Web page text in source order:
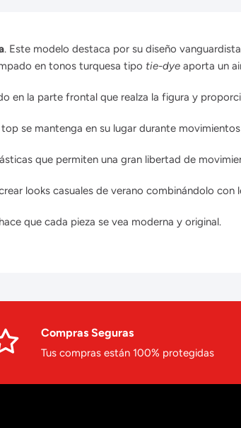
. Este modelo destaca por su diseño
en tonos turquesa tipo tie-dye aporta un
en la parte frontal que realza la figura y
se mantenga en su lugar durante
que permiten una gran libertad de
looks casuales de verano combinándolo
que cada pieza se vea moderna y original.
Compras Seguras
Tus compras están 100% protegidas